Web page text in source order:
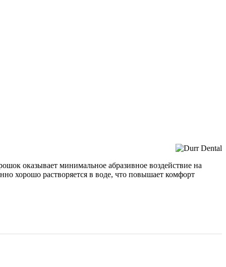
оказывает минимальное абразивное воздействие на
хорошо растворяется в воде, что повышает комфорт